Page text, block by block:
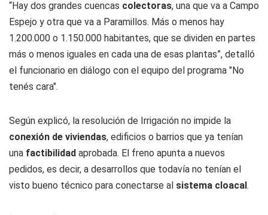
“Hay dos grandes cuencas colectoras, una que va a Campo
Espejo y otra que va a Paramillos. Más o menos hay
1.200.000 o 1.150.000 habitantes, que se dividen en partes
más o menos iguales en cada una de esas plantas”, detalló
el funcionario en diálogo con el equipo del programa "No
tenés cara".
Según explicó, la resolución de Irrigación no impide la
conexión de viviendas, edificios o barrios que ya tenían
una factibilidad aprobada. El freno apunta a nuevos
pedidos, es decir, a desarrollos que todavía no tenían el
visto bueno técnico para conectarse al sistema cloacal.